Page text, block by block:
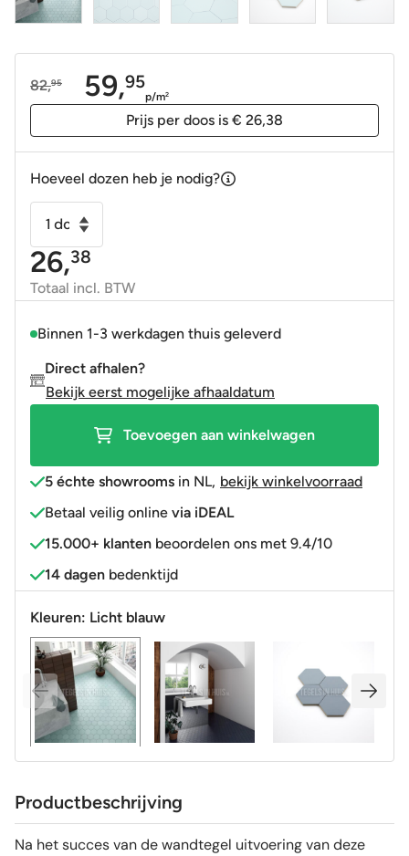
82,95
Oorspronkelijke
59,95
Huidige
p/m2
Prijs per doos is € 26,38
Hoeveel dozen heb je nodig?
Wandtegel
Hexagon
11,6x10,1
mat
Clair
licht
aantal
26,38
Totaal incl. BTW
Binnen 1-3 werkdagen thuis geleverd
Direct afhalen?
Bekijk eerst mogelijke afhaaldatum
Toevoegen aan winkelwagen
5 échte showrooms in NL, bekijk winkelvoorraad
Betaal veilig online via iDEAL
15.000+ klanten beoordelen ons met 9.4/10
14 dagen bedenktijd
Kleuren: Licht blauw
Productbeschrijving
Na het succes van de wandtegel uitvoering van deze